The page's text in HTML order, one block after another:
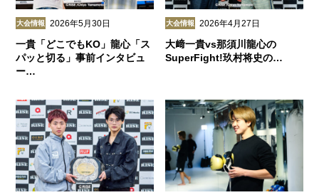
大会情報 2026年5月30日
一貴「どこでもKO」龍心「ス
パッと切る」事前インタビュ
ー…
大会情報 2026年4月27日
大﨑一貴vs那須川龍心の
SuperFight!玖村将史の…